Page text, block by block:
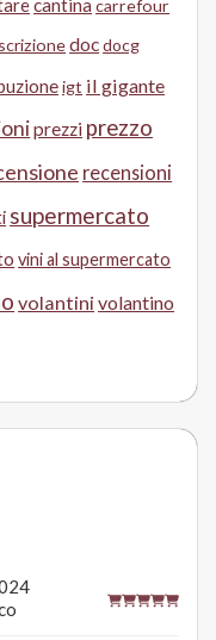
cantina carrefour
docdocg
igt il gigante
prezzi prezzo
recensioni
supermercato
vini al supermercato
volantini volantino